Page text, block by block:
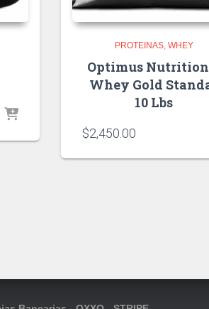
PROTEINAS WHEY
Optimus
Whey Gold
10 Lbs
$2,450.00